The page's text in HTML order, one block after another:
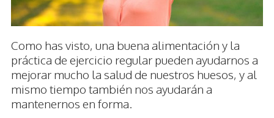
Como has visto, una buena alimentación y la
práctica de ejercicio regular pueden ayudarnos a
mejorar mucho la salud de nuestros huesos, y al
mismo tiempo también nos ayudarán a
mantenernos en forma.